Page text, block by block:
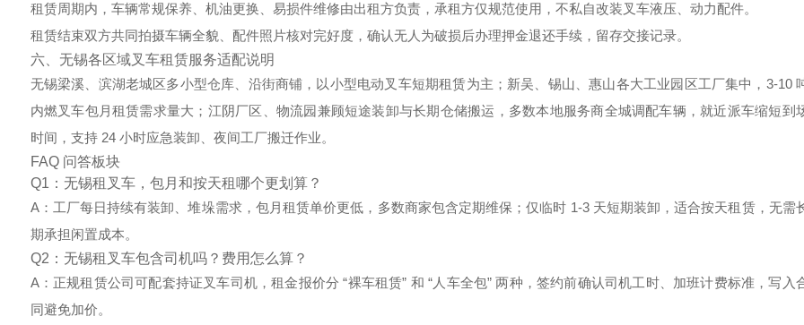
租赁周期内，车辆常规保养、机油更换、易损件维修由出租方负责，承租方仅规范使用，不私自改装叉车液压、动力配件。
租赁结束双方共同拍摄车辆全貌、配件照片核对完好度，确认无人为破损后办理押金退还手续，留存交接记录。
六、无锡各区域叉车租赁服务适配说明
无锡梁溪、滨湖老城区多小型仓库、沿街商铺，以小型电动叉车短期租赁为主；新吴、锡山、惠山各大工业园区工厂集中，3-10
内燃叉车包月租赁需求量大；江阴厂区、物流园兼顾短途装卸与长期仓储搬运，多数本地服务商全城调配车辆，就近派车缩短到
时间，支持 24 小时应急装卸、夜间工厂搬迁作业。
FAQ 问答板块
Q1：无锡租叉车，包月和按天租哪个更划算？
A：工厂每日持续有装卸、堆垛需求，包月租赁单价更低，多数商家包含定期维保；仅临时 1-3 天短期装卸，适合按天租赁，无需
期承担闲置成本。
Q2：无锡租叉车包含司机吗？费用怎么算？
A：正规租赁公司可配套持证叉车司机，租金报价分 “裸车租赁” 和 “人车全包” 两种，签约前确认司机工时、加班计费标准，写入
同避免加价。